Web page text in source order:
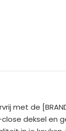
met de
deksel en